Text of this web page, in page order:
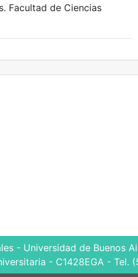
Facultad de Ciencias
- Universidad de Buenos
- C1428EGA - Tel.